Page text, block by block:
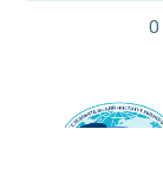
О